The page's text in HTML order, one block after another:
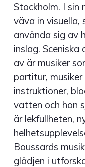
Stockholm. I sin
väva in visuella,
använda sig av
inslag.
av är musiker
partitur,
instruktioner,
vatten och hon
är lekfullheten,
Boussards
glädjen i